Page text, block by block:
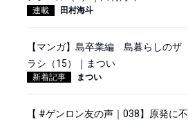
連載 田村海斗
【マンガ】島卒業編 島暮らしのザ
ラシ（15）｜まつい
新着記事 まつい
【 #ゲンロン友の声｜038】原発に不